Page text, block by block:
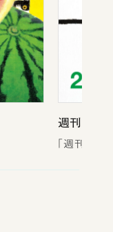
週刊新潮
「週刊新潮